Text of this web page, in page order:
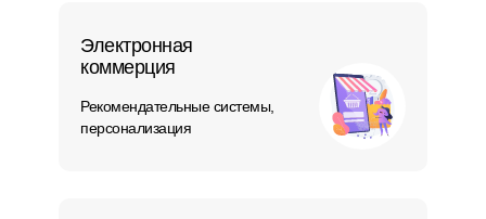
Электронная
коммерция
Рекомендательные системы,
персонализация